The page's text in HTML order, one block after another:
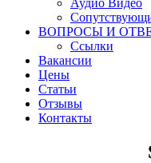
ВОПРОСЫ И
Ссылки
Вакансии
Цены
Статьи
Отзывы
Контакты